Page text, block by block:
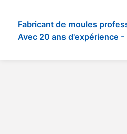
Fabricant de moules
Avec 20 ans d'expérience -